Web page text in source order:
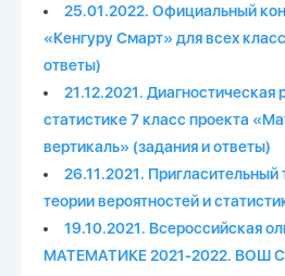
25.01.2022. Официальный
«Кенгуру Смарт» для всех
ответы)
21.12.2021. Диагностическая
статистике 7 класс проекта
вертикаль» (задания и ответы)
26.11.2021.
теории вероятностей и
19.10.2021. Всероссийская
МАТЕМАТИКЕ 2021-2022. ВОШ